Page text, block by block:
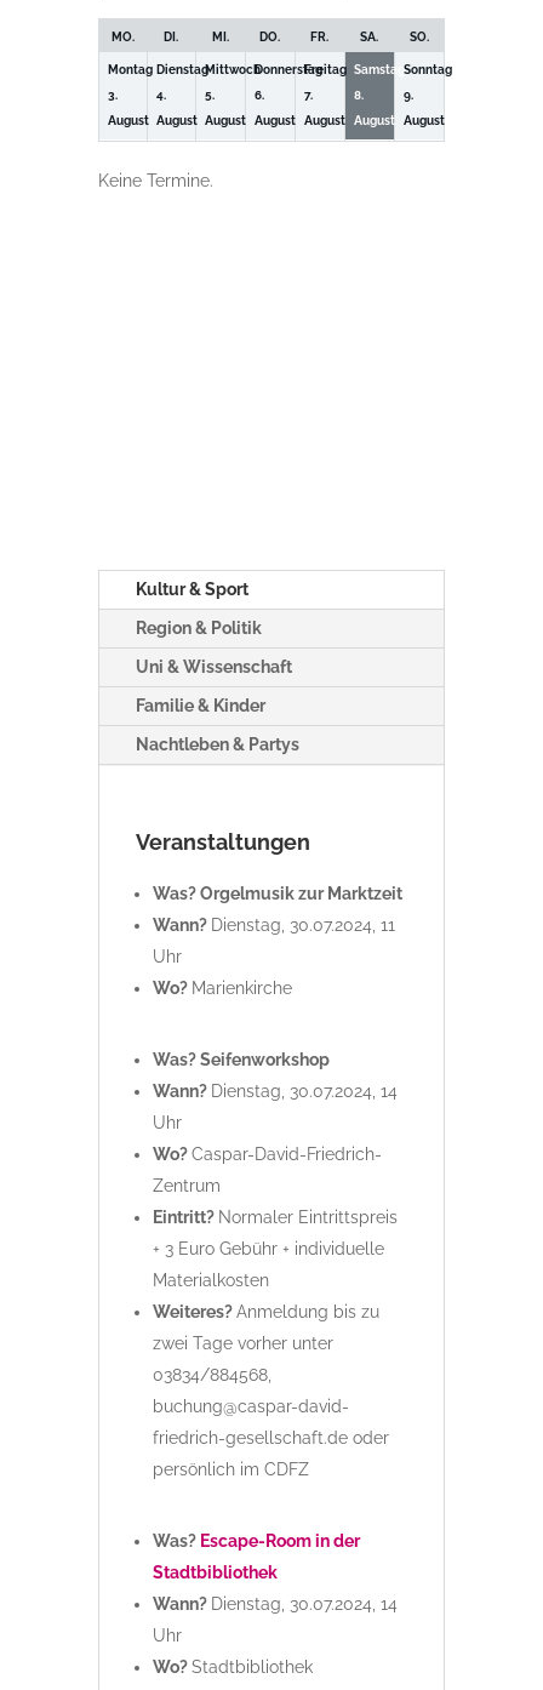
Woche
MO. DI. MI. DO. FR. SA. SO.
Montag
3.
August
Dienstag
4.
August
Mittwoch
5.
August
Donnerstag
6.
August
Freitag
7.
August
Samstag
8.
August
Sonntag
9.
August
Keine Termine.
Kultur & Sport
Region & Politik
Uni & Wissenschaft
Familie & Kinder
Nachtleben & Partys
Veranstaltungen
Was? Orgelmusik zur Marktzeit
Wann? Dienstag, 30.07.2024, 11
Uhr
Wo? Marienkirche
Was? Seifenworkshop
Wann? Dienstag, 30.07.2024, 14
Uhr
Wo?Caspar-David-Friedrich-
Zentrum
Eintritt? Normaler Eintrittspreis
+ 3 Euro Gebühr + individuelle
Materialkosten
Weiteres?Anmeldung bis zu
zwei Tage vorher unter
03834/884568,
buchung@caspar-david-
friedrich-gesellschaft.de oder
persönlich im CDFZ
Was? Escape-Room in der
Stadtbibliothek
Wann? Dienstag, 30.07.2024, 14
Uhr
Wo?Stadtbibliothek